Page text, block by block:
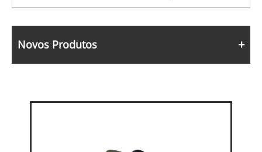
Novos Produtos